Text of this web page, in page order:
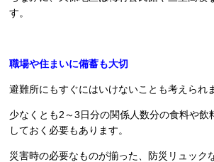
す。
職場や住まいに備蓄も大切
避難所にもすぐにはいけないことも考えられ
少なくとも2～3日分の関係人数分の食料や飲
しておく必要もあります。
災害時の必要なものが揃った、防災リュック